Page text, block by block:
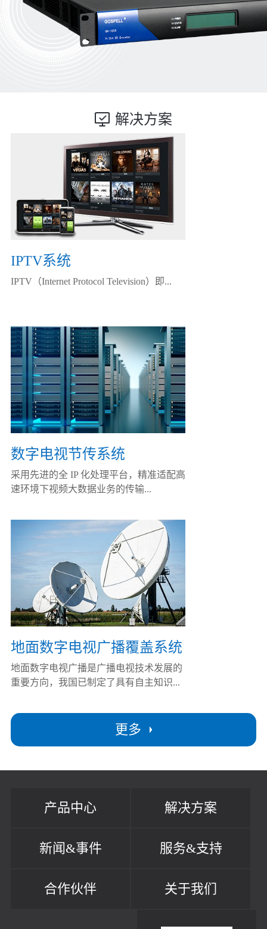
解决方案
更多
IPTV系统
IPTV（Internet Protocol Television）即...
数字电视节传系统
采用先进的全 IP 化处理平台，精准适配高
速环境下视频大数据业务的传输...
地面数字电视广播覆盖系统
地面数字电视广播是广播电视技术发展的
重要方向，我国已制定了具有自主知识...
产品中心 解决方案
新闻&事件 服务&支持
合作伙伴 关于我们